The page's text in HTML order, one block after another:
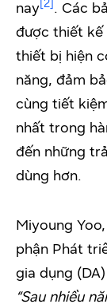
nay[2] . Các
được thiết kế
thiết bị hiện
năng, đảm
cùng tiết
nhất trong
đến những
dùng hơn.
Miyoung
phận Phát
gia dụng
“Sau nhiều